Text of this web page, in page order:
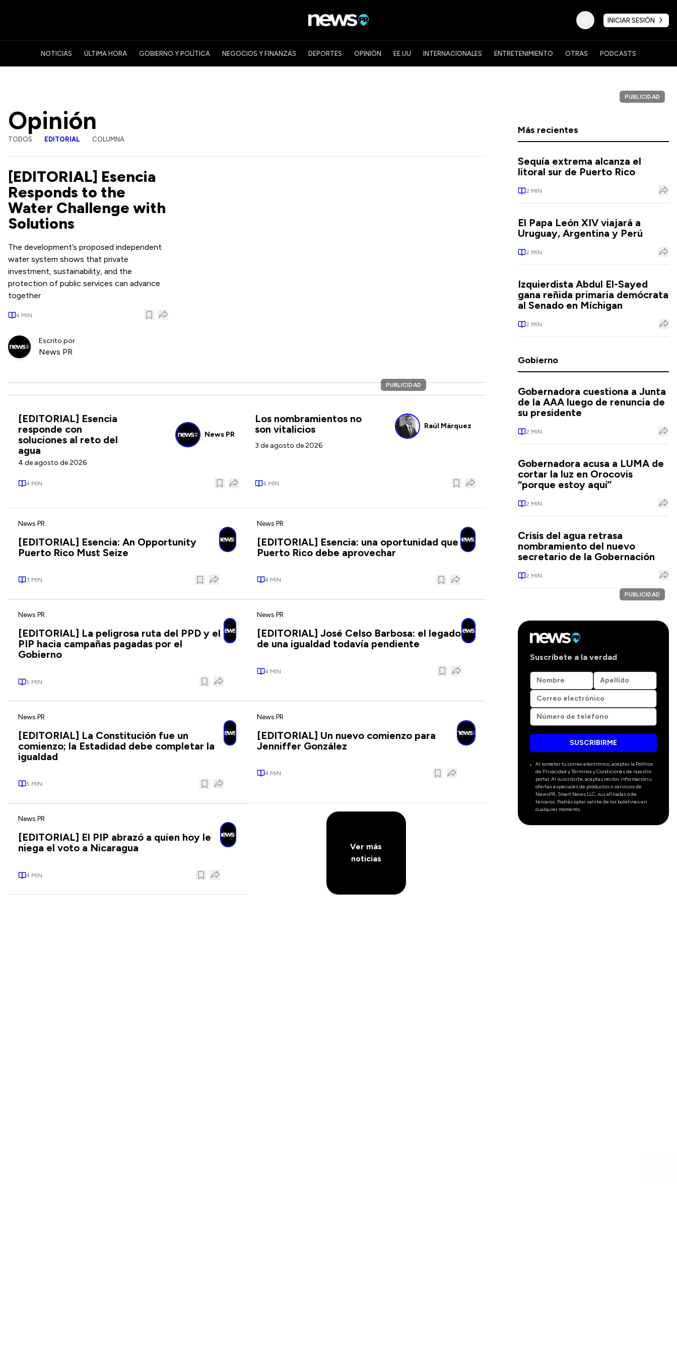
INICIAR SESIÓN
NOTICIAS ÚLTIMA HORA GOBIERNO Y POLÍTICA NEGOCIOS Y FINANZAS DEPORTES OPINIÓN EE.UU INTERNACIONALES ENTRETENIMIENTO OTRAS PODCASTS
Opinión
TODOS EDITORIAL COLUMNA
[EDITORIAL] Esencia
Responds to the
Water Challenge with
Solutions
The development’s proposed independent
water system shows that private
investment, sustainability, and the
protection of public services can advance
together
4 MIN
Escrito por
News PR
PUBLICIDAD
[EDITORIAL] Esencia
responde con
soluciones al reto del
agua
News PR
4 de agosto de 2026
4 MIN
Los nombramientos no
son vitalicios
Raúl Márquez
3 de agosto de 2026
4 MIN
News PR
[EDITORIAL] Esencia: An Opportunity
Puerto Rico Must Seize
3 MIN
News PR
[EDITORIAL] Esencia: una oportunidad que
Puerto Rico debe aprovechar
4 MIN
News PR
[EDITORIAL] La peligrosa ruta del PPD y el
PIP hacia campañas pagadas por el
Gobierno
5 MIN
News PR
[EDITORIAL] José Celso Barbosa: el legado
de una igualdad todavía pendiente
4 MIN
News PR
[EDITORIAL] La Constitución fue un
comienzo; la Estadidad debe completar la
igualdad
5 MIN
News PR
[EDITORIAL] Un nuevo comienzo para
Jenniffer González
4 MIN
News PR
[EDITORIAL] El PIP abrazó a quien hoy le
niega el voto a Nicaragua
4 MIN
Ver más
noticias
PUBLICIDAD
Más recientes
Sequía extrema alcanza el
litoral sur de Puerto Rico
2 MIN
El Papa León XIV viajará a
Uruguay, Argentina y Perú
2 MIN
Izquierdista Abdul El-Sayed
gana reñida primaria demócrata
al Senado en Míchigan
2 MIN
Gobierno
Gobernadora cuestiona a Junta
de la AAA luego de renuncia de
su presidente
2 MIN
Gobernadora acusa a LUMA de
cortar la luz en Orocovis
“porque estoy aquí”
2 MIN
Crisis del agua retrasa
nombramiento del nuevo
secretario de la Gobernación
2 MIN
PUBLICIDAD
Suscríbete a la verdad
SUSCRIBIRME
Al someter tu correo electrónico, aceptas la Política
de Privacidad y Términos y Condiciones de nuestro
portal. Al suscribirte, aceptas recibir información u
ofertas especiales de productos o servicios de
NewsPR, Smart News LLC, sus afiliadas o de
terceros. Podrás optar salirte de los boletines en
cualquier momento.